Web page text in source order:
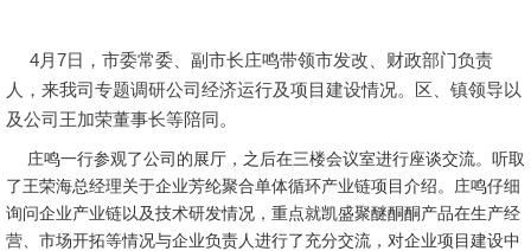
4月7日，市委常委、副市长庄鸣带领市发改、财政部门负责
人，来我司专题调研公司经济运行及项目建设情况。区、镇领导以
及公司王加荣董事长等陪同。
庄鸣一行参观了公司的展厅，之后在三楼会议室进行座谈交流。听取
了王荣海总经理关于企业芳纶聚合单体循环产业链项目介绍。庄鸣仔细
询问企业产业链以及技术研发情况，重点就凯盛聚醚酮酮产品在生产经
营、市场开拓等情况与企业负责人进行了充分交流，对企业项目建设中